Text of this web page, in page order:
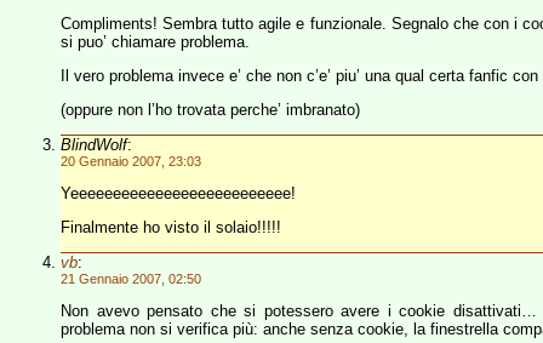
Compliments! Sembra tutto agile e funzionale. Segnalo che con i
si puo’ chiamare problema.
Il vero problema invece e’ che non c’e’ piu’ una qual certa fanfic
(oppure non l’ho trovata perche’ imbranato)
BlindWolf:
20 Gennaio 2007, 23:03
Yeeeeeeeeeeeeeeeeeeeeeeeeee!
Finalmente ho visto il solaio!!!!!
vb:
21 Gennaio 2007, 02:50
Non avevo pensato che si potessero avere i cookie
problema non si verifica più: anche senza cookie, la finestrella